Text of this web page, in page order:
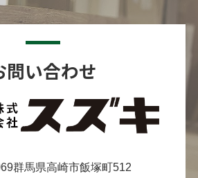
問い合わせ
群馬県高崎市飯塚町512